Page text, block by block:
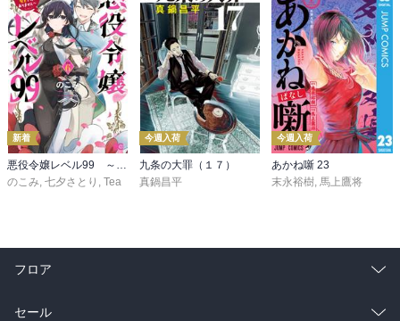
新着
のこみ 七夕さとり Tea
今週入荷
九条の大罪（１７）
真鍋昌平
今週入荷
あかね噺 23
末永裕樹 馬上鷹将
フロア
総合
セール